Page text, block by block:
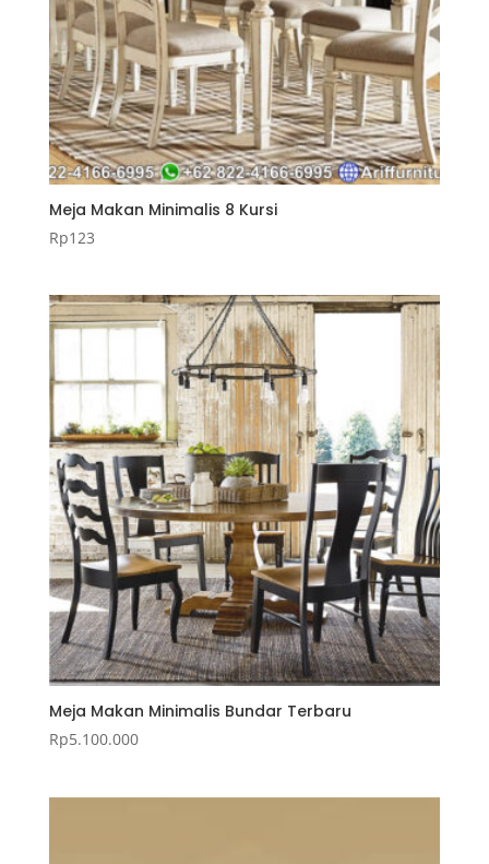
Meja Makan Minimalis 8 Kursi
Rp123
Meja Makan Minimalis Bundar Terbaru
Rp5.100.000